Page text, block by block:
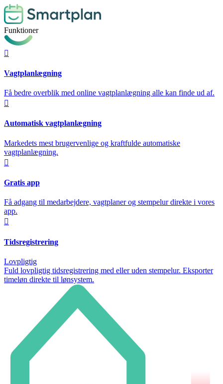
Funktioner

Vagtplanlægning
Få bedre overblik med online vagtplanlægning alle kan finde ud af.

Automatisk vagtplanlægning
Markedets mest brugervenlige og kraftfulde automatiske
vagtplanlægning.

Gratis app
Få adgang til medarbejdere, vagtplaner og stempelur direkte i vores
app.

Tidsregistrering
Lovpligtig
Fuld lovpligtig tidsregistrering med eller uden stempelur. Eksporter
timeløn direkte til lønsystem.